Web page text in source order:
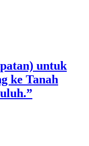
untuk
ke Tanah